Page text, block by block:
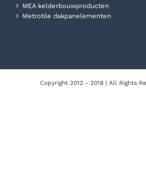
MEA kelderbouwproducten
Metrotile dakpanelementen
Copyright 2012 - 2018 | All Rights